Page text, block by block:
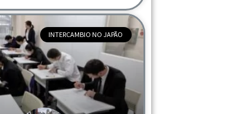
INTERCAMBIO NO JAPÃO